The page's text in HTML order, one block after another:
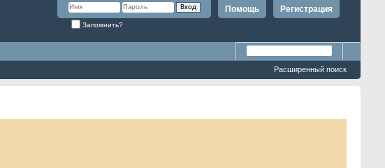
Регистрация
Помощь
Запомнить?
Расширенный поиск